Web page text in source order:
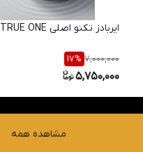
ایربادز تکنو اصلی TRUE ONE
7,000,000
17%
5,750,000
مشاهده همه